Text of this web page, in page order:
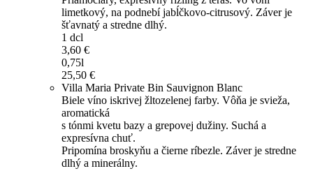
limetkový, na podnebí jabĺčkovo-citrusový. Záver je
šťavnatý a stredne dlhý.
1 dcl
3,60 €
0,75l
25,50 €
Villa Maria Private Bin Sauvignon Blanc
Biele víno iskrivej žltozelenej farby. Vôňa je svieža,
aromatická
s tónmi kvetu bazy a grepovej dužiny. Suchá a
expresívna chuť.
Pripomína broskyňu a čierne ríbezle. Záver je stredne
dlhý a minerálny.